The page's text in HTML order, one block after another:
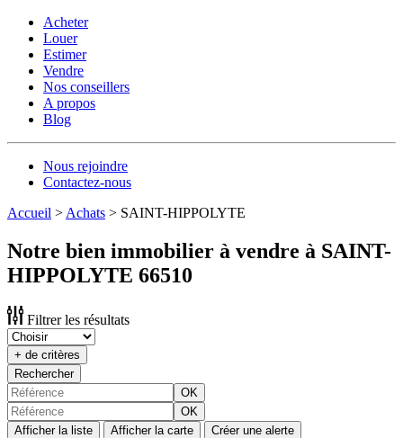
Acheter
Louer
Estimer
Vendre
Nos conseillers
A propos
Blog
Nous rejoindre
Contactez-nous
Accueil > Achats > SAINT-HIPPOLYTE
Notre bien immobilier à vendre à SAINT-
HIPPOLYTE 66510
Filtrer les résultats
+ de critères
Rechercher
OK
OK
Afficher la liste
Afficher la carte Créer une alerte